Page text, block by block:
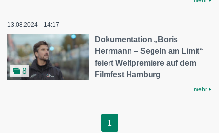
13.08.2024 – 14:17
8
Dokumentation „Boris
Herrmann – Segeln am Limit“
feiert Weltpremiere auf dem
Filmfest Hamburg
mehr
1